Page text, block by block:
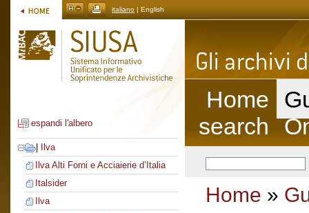
italiano | English
espandi l'albero
Ilva
Ilva Alti Forni e Acciaierie d’Italia
Italsider
Ilva
Home
search
Home »